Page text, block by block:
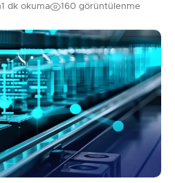
1 dk okuma 160 görüntülenme